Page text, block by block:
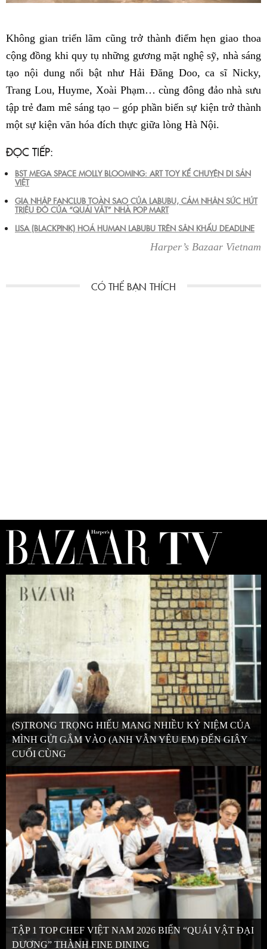
Không gian triển lãm cũng trở thành điểm hẹn giao thoa
cộng đồng khi quy tụ những gương mặt nghệ sỹ, nhà sáng
tạo nội dung nổi bật như Hải Đăng Doo, ca sĩ Nicky,
Trang Lou, Huyme, Xoài Phạm… cùng đông đảo nhà sưu
tập trẻ đam mê sáng tạo – góp phần biến sự kiện trở thành
một sự kiện văn hóa đích thực giữa lòng Hà Nội.
ĐỌC TIẾP:
BST MEGA SPACE MOLLY BLOOMING: ART TOY KỂ CHUYỆN DI SẢN
VIỆT
GIA NHẬP FANCLUB TOÀN SAO CỦA LABUBU, CẢM NHẬN SỨC HÚT
TRIỆU ĐÔ CỦA “QUÁI VẬT” NHÀ POP MART
LISA (BLACKPINK) HOÁ HUMAN LABUBU TRÊN SÂN KHẤU DEADLINE
Harper’s Bazaar Vietnam
(S)TRONG TRỌNG HIẾU MANG NHIỀU KỶ NIỆM CỦA
MÌNH GỬI GẮM VÀO (ANH VẪN YÊU EM) ĐẾN GIÂY
CUỐI CÙNG
TẬP 1 TOP CHEF VIỆT NAM 2026 BIẾN “QUÁI VẬT ĐẠI
DƯƠNG” THÀNH FINE DINING